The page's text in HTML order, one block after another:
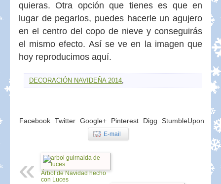
quieras. Otra opción que tienes es que en
lugar de pegarlos, puedes hacerle un agujero
en el centro del copo de nieve y conseguirás
el mismo efecto. Así se ve en la imagen que
hoy reproducimos aquí.
DECORACIÓN NAVIDEÑA 2014
Facebook Twitter Google+ Pinterest Digg StumbleUpon
E-mail
Árbol de Navidad hecho
con Luces